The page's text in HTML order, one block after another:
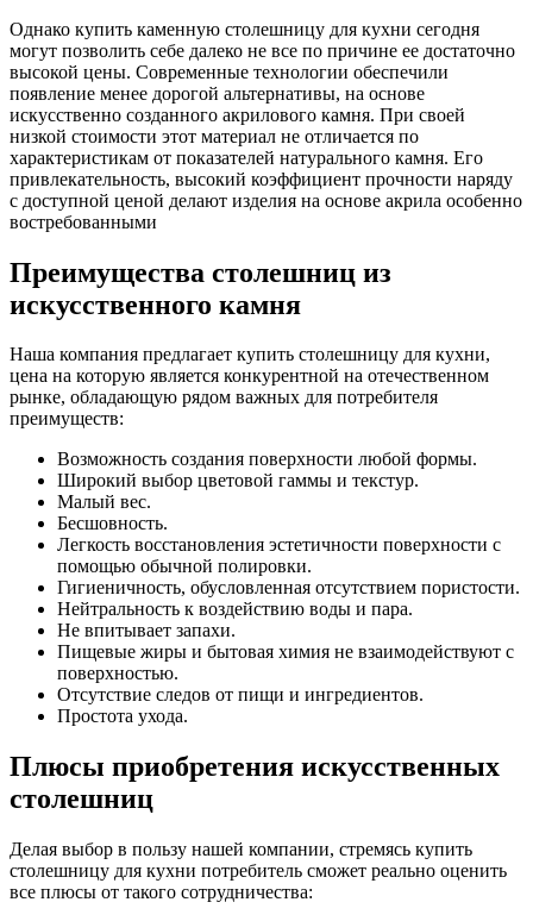
Однако купить каменную столешницу для кухни сегодня
могут позволить себе далеко не все по причине ее достаточно
высокой цены. Современные технологии обеспечили
появление менее дорогой альтернативы, на основе
искусственно созданного акрилового камня. При своей
низкой стоимости этот материал не отличается по
характеристикам от показателей натурального камня. Его
привлекательность, высокий коэффициент прочности наряду
с доступной ценой делают изделия на основе акрила особенно
востребованными
Преимущества столешниц из
искусственного камня
Наша компания предлагает купить столешницу для кухни,
цена на которую является конкурентной на отечественном
рынке, обладающую рядом важных для потребителя
преимуществ:
Возможность создания поверхности любой формы.
Широкий выбор цветовой гаммы и текстур.
Малый вес.
Бесшовность.
Легкость восстановления эстетичности поверхности с
помощью обычной полировки.
Гигиеничность, обусловленная отсутствием пористости.
Нейтральность к воздействию воды и пара.
Не впитывает запахи.
Пищевые жиры и бытовая химия не взаимодействуют с
поверхностью.
Отсутствие следов от пищи и ингредиентов.
Простота ухода.
Плюсы приобретения искусственных
столешниц
Делая выбор в пользу нашей компании, стремясь купить
столешницу для кухни потребитель сможет реально оценить
все плюсы от такого сотрудничества: